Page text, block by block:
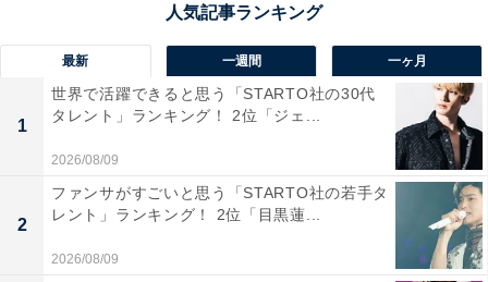
停車する交通の要衝でもあり、商業施設も充実していま
す。美しい岩手山を望むことができたり、中津川や北上
川が流れていたりと、自然と都市機能が調和していま
す。教育環境が整っていることに加え、近年は待機児童
数ゼロを実現していて、「子育てしやすい街」として高
い支持を集めました。
回答者からは「市内各地に『子育て支援センター』が整
備されており、親子の交流などができる場が設けられ
最新 一週間 一ヶ月
1
世界で活躍できると思う「STARTO社の30代
タレント」ランキング！ 2位「ジェ...
2026/08/09
2
ファンサがすごいと思う「STARTO社の若手タ
レント」ランキング！ 2位「目黒蓮...
2026/08/09